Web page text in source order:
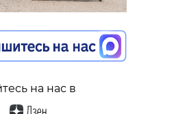
на нас в
сбывал
в
столице и